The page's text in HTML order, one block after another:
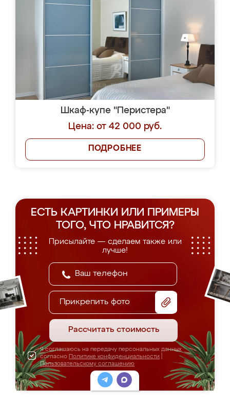
Шкаф-купе "Перистера"
Цена: от 42 000 руб.
ПОДРОБНЕЕ
ЕСТЬ КАРТИНКИ ИЛИ ПРИМЕРЫ
ТОГО, ЧТО НРАВИТСЯ?
Присылайте — сделаем также или
лучше!
Прикрепить фото
Рассчитать стоимость
Я соглашаюсь на передачу персональных данных
согласно Политике конфиденциальности
Пользовательскому соглашению